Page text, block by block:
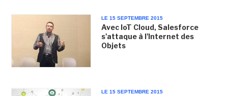
LE 15 SEPTEMBRE 2015
Avec IoT Cloud, Salesforce
s'attaque à l'Internet des
Objets
LE 15 SEPTEMBRE 2015